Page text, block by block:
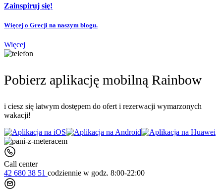
Zainspiruj się!
Więcej o Grecji na naszym blogu.
Więcej
Pobierz aplikację mobilną Rainbow
i ciesz się łatwym dostępem do ofert i rezerwacji wymarzonych
wakacji!
Call center
42 680 38 51 codziennie w godz. 8:00-22:00